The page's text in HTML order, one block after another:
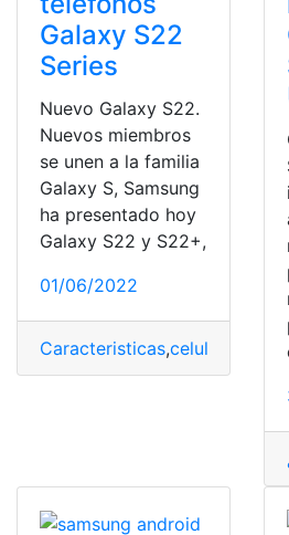
Galaxy S22
Series
Nuevo Galaxy S22.
Nuevos miembros
se unen a la familia
Galaxy S, Samsung
ha presentado hoy
Galaxy S22 y S22+,
01/06/2022
Caracteristicas,celulares